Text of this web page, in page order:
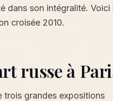
dans son intégralité. Voici
croisée 2010.
russe à
trois grandes expositions